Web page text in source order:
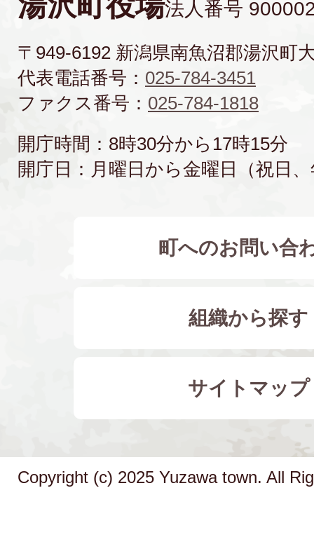
法人番号
〒949-6192 新潟県南魚沼郡湯沢町
代表電話番号： 025-784-3451
ファクス番号： 025-784-1818
開庁時間：8時30分から17時15分
開庁日：月曜日から金曜日（祝日
町へのお問い合
組織から探す
サイトマップ
Copyright (c) 2025 Yuzawa town. All